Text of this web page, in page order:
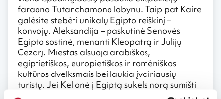
faraono Tutanchamono lobynu. Taip pat Kaire
galėsite stebėti unikalų Egipto reiškinį –
konvojų. Aleksandija – paskutinė Senovės
Egipto sostinė, menanti Kleopatrą ir Julijų
Cezarį. Miestas alsuoja arabiškos,
egiptietiškos, europietiškos ir romėniškos
kultūros dvelksmais bei laukia įvairiausių
turistų. Jei Kelionė į Egiptą sukels norą sumišti
su vietos kultūra, apsilankykite Asuano mieste.